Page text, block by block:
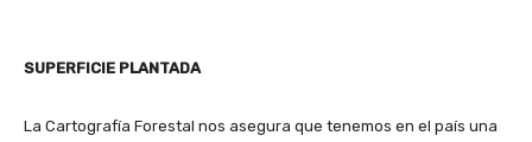
SUPERFICIE PLANTADA
La Cartografía Forestal nos asegura que tenemos en el país una